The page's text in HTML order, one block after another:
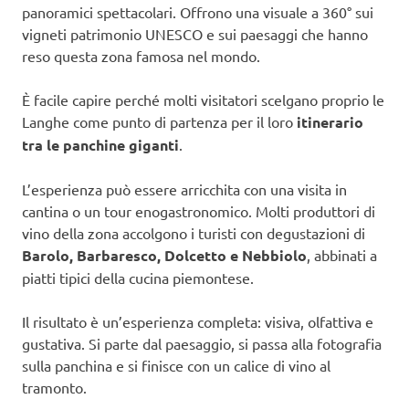
panoramici spettacolari. Offrono una visuale a 360° sui
vigneti patrimonio UNESCO e sui paesaggi che hanno
reso questa zona famosa nel mondo.
È facile capire perché molti visitatori scelgano proprio le
Langhe come punto di partenza per il loro itinerario
tra le panchine giganti
L’esperienza può essere arricchita con una visita in
cantina o un tour enogastronomico. Molti produttori di
vino della zona accolgono i turisti con degustazioni di
Barolo, Barbaresco, Dolcetto e Nebbiolo , abbinati a
piatti tipici della cucina piemontese.
Il risultato è un’esperienza completa: visiva, olfattiva e
gustativa. Si parte dal paesaggio, si passa alla fotografia
sulla panchina e si finisce con un calice di vino al
tramonto.